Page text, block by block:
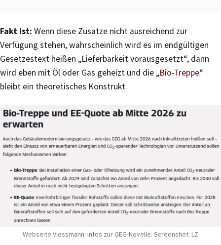
Fakt ist: Wenn diese Zusätze nicht ausreichend zur
Verfügung stehen, wahrscheinlich wird es im endgültigen
Gesetzestext heißen „Lieferbarkeit vorausgesetzt“, dann
wird eben mit Öl oder Gas geheizt und die „Bio-Treppe“
bleibt ein theoretisches Konstrukt.
Webseite Viessmann: Infos zur GEG-Novelle. Screenshot: LZ